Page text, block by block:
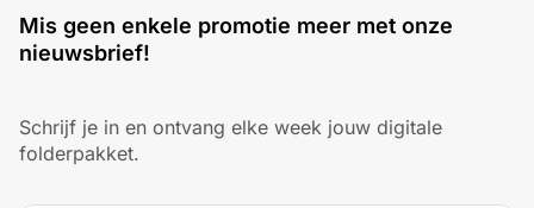
Mis geen enkele promotie meer met onze
nieuwsbrief!
Schrijf je in en ontvang elke week jouw digitale
folderpakket.